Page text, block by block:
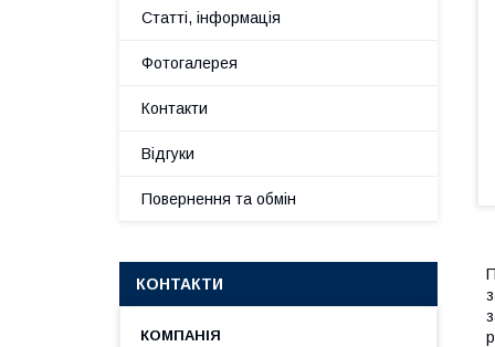
Статті, інформація
Фотогалерея
Контакти
Відгуки
Повернення та обмін
КОНТАКТИ